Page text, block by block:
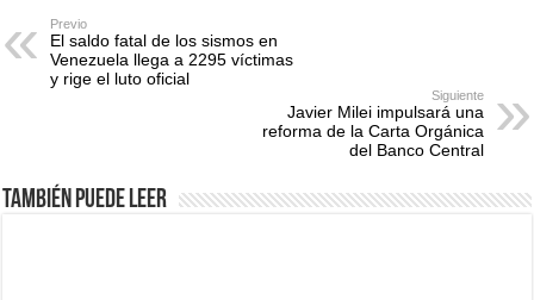
Previo
El saldo fatal de los sismos en
Venezuela llega a 2295 víctimas
y rige el luto oficial
Siguiente
Javier Milei impulsará una
reforma de la Carta Orgánica
del Banco Central
También puede leer